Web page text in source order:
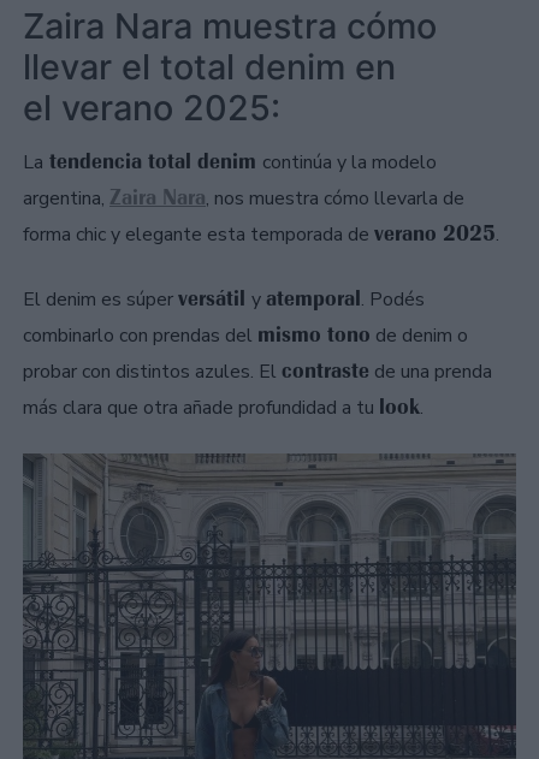
Zaira Nara muestra cómo
llevar el total denim en
el verano 2025:
La tendencia total denim continúa y la modelo
argentina, Zaira Nara, nos muestra cómo llevarla de
forma chic y elegante esta temporada de verano 2025.
El denim es súperversátil y atemporal. Podés
combinarlo con prendas del mismo tono de denim o
probar con distintos azules. El contraste de una prenda
más clara que otra añade profundidad a tu look.